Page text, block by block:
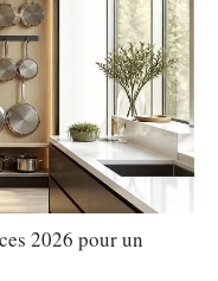
2026 pour un